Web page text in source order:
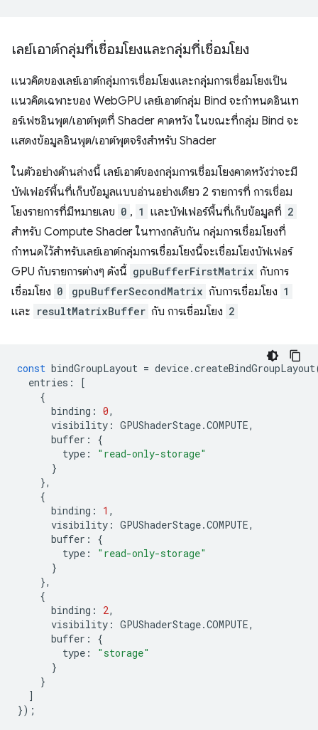
เลย์เอาต์กลุ่มที่เชื่อมโยงและกลุ่มที่เชื่อมโยง
แนวคิดของเลย์เอาต์กลุ่มการเชื่อมโยงและกลุ่มการเชื่อมโยงเป็น
แนวคิดเฉพาะของ WebGPU เลย์เอาต์กลุ่ม Bind จะกำหนดอินเท
อร์เฟซอินพุต/เอาต์พุตที่ Shader คาดหวัง ในขณะที่กลุ่ม Bind จะ
แสดงข้อมูลอินพุต/เอาต์พุตจริงสำหรับ Shader
ในตัวอย่างด้านล่างนี้ เลย์เอาต์ของกลุ่มการเชื่อมโยงคาดหวังว่าจะมี
บัฟเฟอร์พื้นที่เก็บข้อมูลแบบอ่านอย่างเดียว 2 รายการที่ การเชื่อม
โยงรายการที่มีหมายเลข 0 , 1 และบัฟเฟอร์พื้นที่เก็บข้อมูลที่ 2
สำหรับ Compute Shader ในทางกลับกัน กลุ่มการเชื่อมโยงที่
กำหนดไว้สำหรับเลย์เอาต์กลุ่มการเชื่อมโยงนี้จะเชื่อมโยงบัฟเฟอร์
GPU กับรายการต่างๆ ดังนี้ gpuBufferFirstMatrix กับการ
เชื่อมโยง 0 gpuBufferSecondMatrix กับการเชื่อมโยง 1
และ resultMatrixBuffer กับ การเชื่อมโยง 2
const bindGroupLayout = device.createBindGroupLayout
entries :
[
{
binding : 0,
visibility : GPUShaderStage.COMPUTE,
buffer :
{
type :
"read-only-storage"
}
},
{
binding : 1 ,
visibility : GPUShaderStage.COMPUTE,
buffer :
{
type :
"read-only-storage"
}
},
{
binding : 2,
visibility : GPUShaderStage.COMPUTE,
buffer :
{
type :
"storage"
}
}
]
});